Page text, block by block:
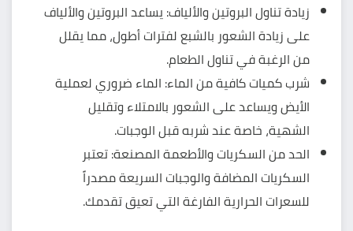
زيادة تناول البروتين والألياف: يساعد البروتين والألياف
على زيادة الشعور بالشبع لفترات أطول، مما يقلل
من الرغبة في تناول الطعام.
شرب كميات كافية من الماء: الماء ضروري لعملية
الأيض ويساعد على الشعور بالامتلاء وتقليل
الشهية، خاصة عند شربه قبل الوجبات.
الحد من السكريات والأطعمة المصنعة: تعتبر
السكريات المضافة والوجبات السريعة مصدراً
للسعرات الحرارية الفارغة التي تعيق تقدمك.